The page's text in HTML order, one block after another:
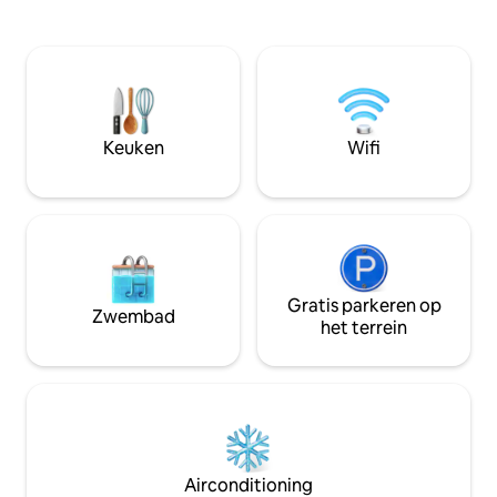
kleurenpallet te creëren die je zachtjes
overspoelt op het moment dat je de
ruimte betreedt. Verblijf verscholen
binnen op de bank en kijk naar de smart-
en de toevoeging van een eigen
buitenlounge. De hoofdslaapkamer
heeft een zithoek om gasten een kans
te geven om een zeldzaam moment van
alleen tijd vast te leggen om te lezen of
terwijl de andere gasten genieten van
slapen drie met onderste stapelbed als
tweepersoonsbed met een enkele op
de bovenste verdieping. Beide
slaapkamers hebben een
zonsondergang. Kom aan, schakel uit en
ga direct in
plek dat je niet
je zou willen dat
Keuken Wifi
Zwembad
Gratis parkeren op
het terrein
Airconditioning